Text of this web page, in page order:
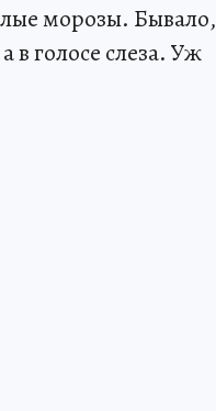
морозы. Бывало,
в голосе слеза. Уж